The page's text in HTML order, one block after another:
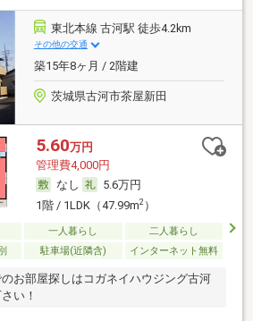
東北本線 古河駅 徒歩4.2km
その他の交通
築15年8ヶ月 / 2階建
茨城県古河市茶屋新田
5.60万円
管理費4,000円
なし
5.6万円
1階 / 1LDK（47.99m2）
一人暮らし
二人暮らし
駐車場(近隣含) インターネット無料
お部屋探しはコガネイハウジング古河
い！